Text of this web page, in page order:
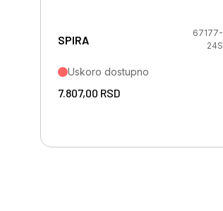
SPIRA
67177-
24S
Uskoro dostupno
7.807,00 RSD